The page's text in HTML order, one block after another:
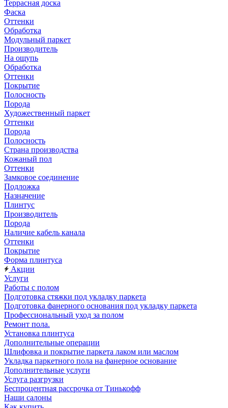
Террасная доска
Фаска
Оттенки
Обработка
Модульный паркет
Производитель
На ощупь
Обработка
Оттенки
Покрытие
Полосность
Порода
Художественный паркет
Оттенки
Порода
Полосность
Страна производства
Кожаный пол
Оттенки
Замковое соединение
Подложка
Назначение
Плинтус
Производитель
Порода
Наличие кабель канала
Оттенки
Покрытие
Форма плинтуса
Акции
Услуги
Работы с полом
Подготовка стяжки под укладку паркета
Подготовка фанерного основания под укладку паркета
Профессиональный уход за полом
Ремонт пола.
Установка плинтуса
Дополнительные операции
Шлифовка и покрытие паркета лаком или маслом
Укладка паркетного пола на фанерное основание
Дополнительные услуги
Услуга разгрузки
Беспроцентная рассрочка от Тинькофф
Наши салоны